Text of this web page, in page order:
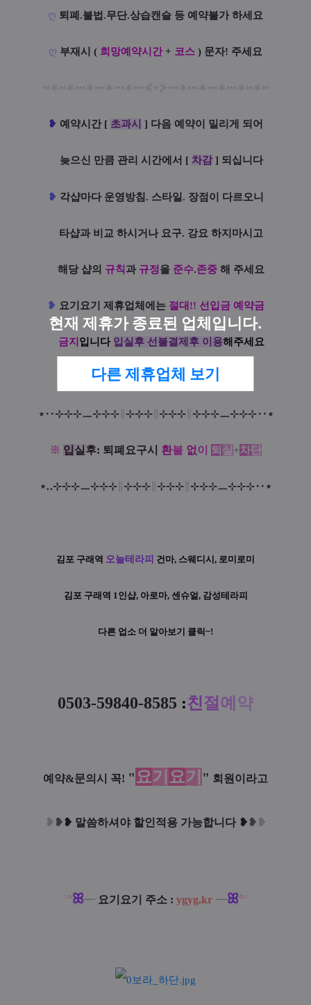
현재 제휴가 종료된 업체입니다.
다른 제휴업체 보기
ღ 퇴폐.불법.무단.상습캔슬 등 예약불가 하세요
ღ 부재시 ( 희망예약시간 + 코스 ) 문자! 주세요
❥ 예 약시간 [ 초과시 ] 다음 예약이 밀리게 되어
늦으신 만큼 관리 시간에서 [ 차감] 되십니다
❥ 각샵마다 운영방침. 스타일. 장점이 다르오니
타샵과 비교 하시거나 요구. 강요 하지마시고
해당 샵의 규칙 과 규정을 준수.존중 해 주세요
❥ 요기요기 제휴업체에는 절대!! 선입금 예약금
금지 입니다 입실후 선불결제후 이용해주세요
⋆ ‥⊹⊹⊹ㅡ⊹⊹⊹∥ ⊹⊹⊹∥ ⊹⊹⊹∥ ⊹⊹⊹ㅡ⊹⊹⊹‥ ⋆
※ 입 실 후: 퇴폐요구시 환불 없이 퇴 실 +차단
⋆‥⊹⊹⊹ㅡ⊹⊹⊹ ⊹⊹⊹ ⊹⊹⊹ ⊹⊹⊹ㅡ⊹⊹⊹‥ ⋆
김포 구래역 오늘테라피 건마, 스웨디시, 로미로미
김포 구래역 1인샵, 아로마, 센슈얼, 감성테라피
다른 업소 더 알아보기 클릭~!
0503-59840-8585 :친절 예 약
예약&문의시 꼭! "요기 요기 " 회원이라고
❥ ❥❥ 말씀하셔야 할인적용 가능합니다 ❥❥ ❥
°°ꕤ┈ 요기요기 주소 : ygyg.kr ┈ꕤ°°